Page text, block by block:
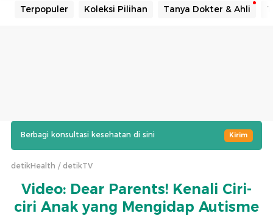
Terpopuler Koleksi Pilihan Tanya Dokter & Ahli
Berbagi konsultasi kesehatan di sini Kirim
detikHealth detikTV
Video: Dear Parents! Kenali Ciri-
ciri Anak yang Mengidap Autisme